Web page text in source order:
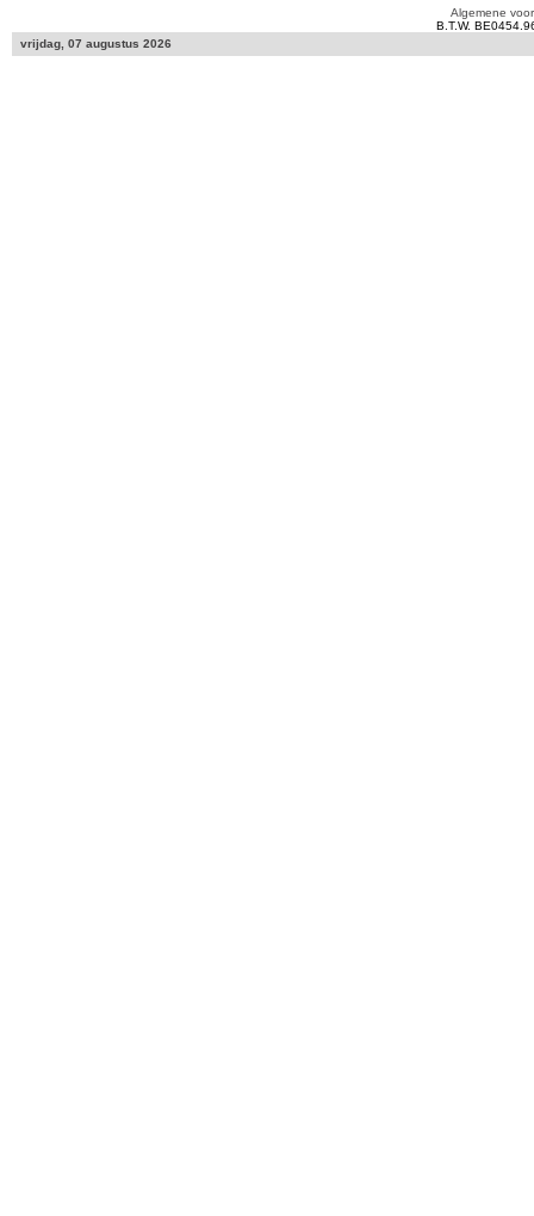
Algemene
B.T.W.
vrijdag, 07 augustus 2026